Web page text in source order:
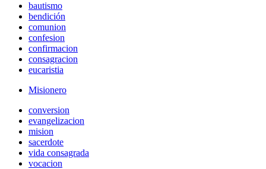
bautismo
bendición
comunion
confesion
confirmacion
consagracion
eucaristia
Misionero
conversion
evangelizacion
mision
sacerdote
vida consagrada
vocacion